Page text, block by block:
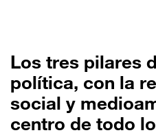
Los tres pilares
política, con la
social y
centro de todo